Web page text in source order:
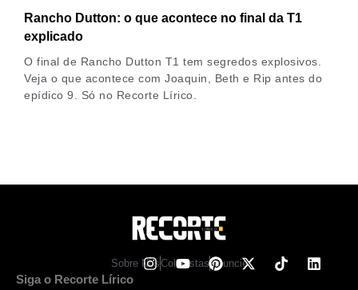
Rancho Dutton: o que acontece no final da T1
explicado
O final de Rancho Dutton T1 tem segredos explosivos.
Veja o que acontece com Joaquin, Beth e Rip antes do
epídico 9. Só no Recorte Lírico.
Sobre NosColunistasAnuncie
Siga o Recorte Lírico